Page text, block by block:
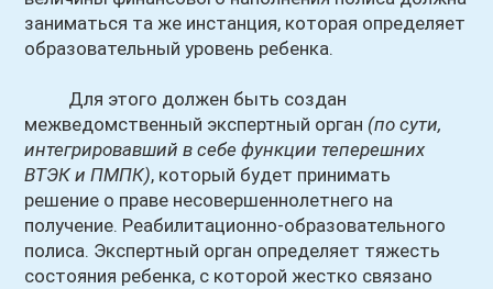
заниматься та же инстанция, которая определяет
образовательный уровень ребенка.
Для этого должен быть создан
межведомственный экспертный орган (по сути,
интегрировавший в себе функции теперешних
ВТЭК и ПМПК), который будет принимать
решение о праве несовершеннолетнего на
получение. Реабилитационно-образовательного
полиса. Экспертный орган определяет тяжесть
состояния ребенка, с которой жестко связано